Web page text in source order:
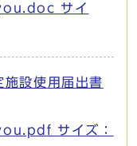
サイ
設使用届出書
サイズ：